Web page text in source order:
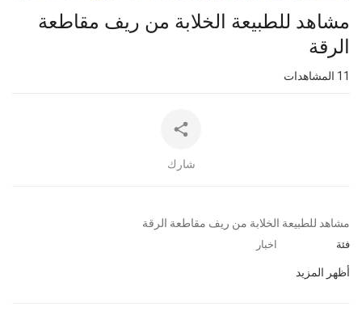
auto
مشاهد للطبيعة الخلابة من ريف مقاطعة
الرقة
المشاهدات
شارك
⁣مشاهد للطبيعة الخلابة من ريف مقاطعة الرقة
فئة اخبار
أظهر المزيد